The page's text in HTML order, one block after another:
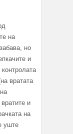
на
но
и
вратата
и
на
уште